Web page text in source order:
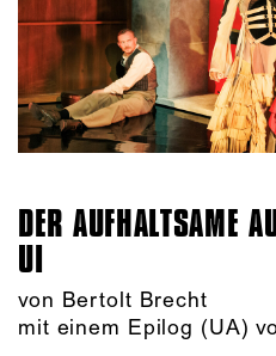
DER AUFHALTSAME
UI
von Bertolt Brecht
mit einem Epilog (UA)